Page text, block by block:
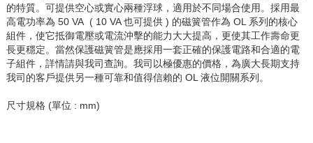
的特質。可提供空心或實心兩種浮球，適用於不同場合使用。採用最
高電功率為 50 VA ( 10 VA 也可提供 ) 的磁簧管作為 OL 系列的核心
組件，使它抵御電壓或電流沖擊的能力大大提高，更使其工作壽命更
長更穩定。當然保護磁簧管是應採用一套正確的保護電路和合適的電
子組件，詳情請與我司查詢。我司以極優惠的價格，為廣大長期支持
我司的客戶提供另一種可靠和值得信賴的 OL 液位開關系列。
尺寸規格 (單位 : mm)